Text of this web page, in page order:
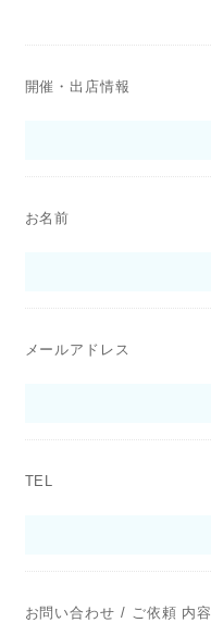
開催・出店情報
お名前
メールアドレス
TEL
お問い合わせ / ご依頼 内容